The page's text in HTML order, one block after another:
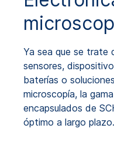
Ya sea que se trate
sensores,
baterías o
microscopía, la
encapsulados de
óptimo a largo plazo.